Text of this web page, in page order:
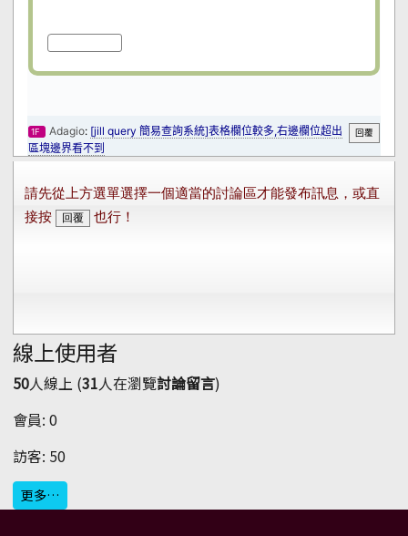
線上使用者
50人線上 (31人在瀏覽討論留言)
會員: 0
訪客: 50
更多…